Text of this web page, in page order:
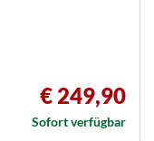
€ 249,90
Sofort verfügbar